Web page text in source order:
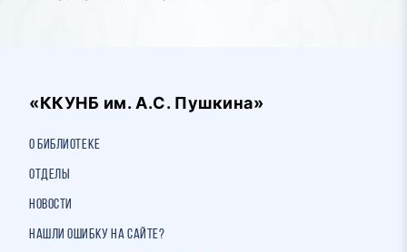
«ККУНБ им. А.С. Пушкина»
О библиотеке
Отделы
Новости
Нашли ошибку на сайте?